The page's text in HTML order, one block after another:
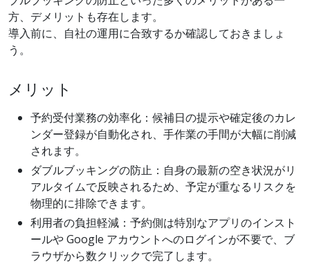
方、デメリットも存在します。
導入前に、自社の運用に合致するか確認しておきましょ
う。
メリット
予約受付業務の効率化：候補日の提示や確定後のカレ
ンダー登録が自動化され、手作業の手間が大幅に削減
されます。
ダブルブッキングの防止：自身の最新の空き状況がリ
アルタイムで反映されるため、予定が重なるリスクを
物理的に排除できます。
利用者の負担軽減：予約側は特別なアプリのインスト
ールや Google アカウントへのログインが不要で、ブ
ラウザから数クリックで完了します。